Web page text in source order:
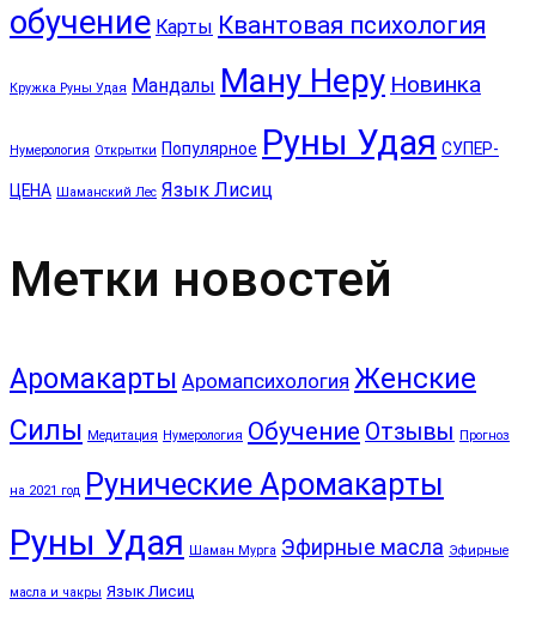
обучение Карты Квантовая психология
Кружка Руны Удая Мандалы Ману Неру Новинка
Нумерология Открытки Популярное Руны Удая СУПЕР-
ЦЕНА Шаманский Лес Язык Лисиц
Метки новостей
Аромакарты Аромапсихология Женские
Силы Медитация Нумерология Обучение Отзывы Прогноз
на 2021 год Рунические Аромакарты
Руны Удая Шаман Мурга Эфирные масла Эфирные
масла и чакры Язык Лисиц